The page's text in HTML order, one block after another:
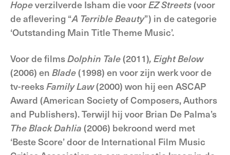
Hopeverzilverde Isham die voorEZ Streets (voor
de aflevering “A Terrible Beauty”) in de categorie
‘Outstanding Main Title Theme Music’.
Voor de filmsDolphin Tale (2011), Eight Below
(2006) en Blade (1998) en voor zijn werk voor de
tv-reeksFamily Law(2000) won hij een ASCAP
Award (American Society of Composers, Authors
and Publishers). Terwijl hij voor Brian De Palma’s
The Black Dahlia (2006) bekroond werd met
‘Beste Score’ door de International Film Music